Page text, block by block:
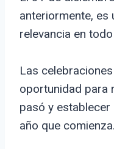
anteriormente, es
relevancia en
Las
oportunidad para
pasó y establecer
año que comienza.